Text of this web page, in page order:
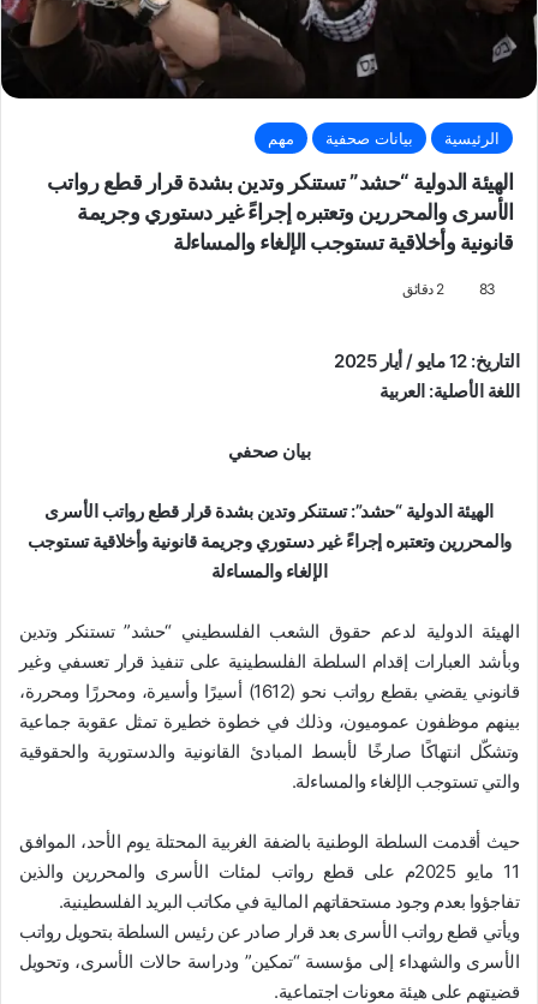
الرئيسية بيانات صحفية مهم
الهيئة الدولية “حشد” تستنكر وتدين بشدة قرار قطع رواتب
الأسرى والمحررين وتعتبره إجراءً غير دستوري وجريمة
قانونية وأخلاقية تستوجب الإلغاء والمساءلة
83 2 دقائق
التاريخ: 12 مايو / أيار 2025
اللغة الأصلية: العربية
بيان صحفي
الهيئة الدولية “حشد”: تستنكر وتدين بشدة قرار قطع رواتب الأسرى
والمحررين وتعتبره إجراءً غير دستوري وجريمة قانونية وأخلاقية تستوجب
الإلغاء والمساءلة
الهيئة الدولية لدعم حقوق الشعب الفلسطيني “حشد” تستنكر وتدين
وبأشد العبارات إقدام السلطة الفلسطينية على تنفيذ قرار تعسفي وغير
قانوني يقضي بقطع رواتب نحو (1612) أسيرًا وأسيرة، ومحررًا ومحررة،
بينهم موظفون عموميون، وذلك في خطوة خطيرة تمثل عقوبة جماعية
وتشكّل انتهاكًا صارخًا لأبسط المبادئ القانونية والدستورية والحقوقية
والتي تستوجب الإلغاء والمساءلة.
حيث أقدمت السلطة الوطنية بالضفة الغربية المحتلة يوم الأحد، الموافق
11 مايو 2025م على قطع رواتب لمئات الأسرى والمحررين والذين
تفاجؤوا بعدم وجود مستحقاتهم المالية في مكاتب البريد الفلسطينية.
ويأتي قطع رواتب الأسرى بعد قرار صادر عن رئيس السلطة بتحويل رواتب
الأسرى والشهداء إلى مؤسسة “تمكين” ودراسة حالات الأسرى، وتحويل
قضيتهم على هيئة معونات اجتماعية.